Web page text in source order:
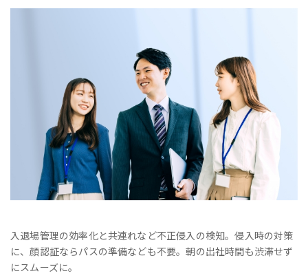
入退場管理の効率化と共連れなど不正侵入の検知。侵入時の対策
に、顔認証ならパスの準備なども不要。朝の出社時間も渋滞せず
にスムーズに。